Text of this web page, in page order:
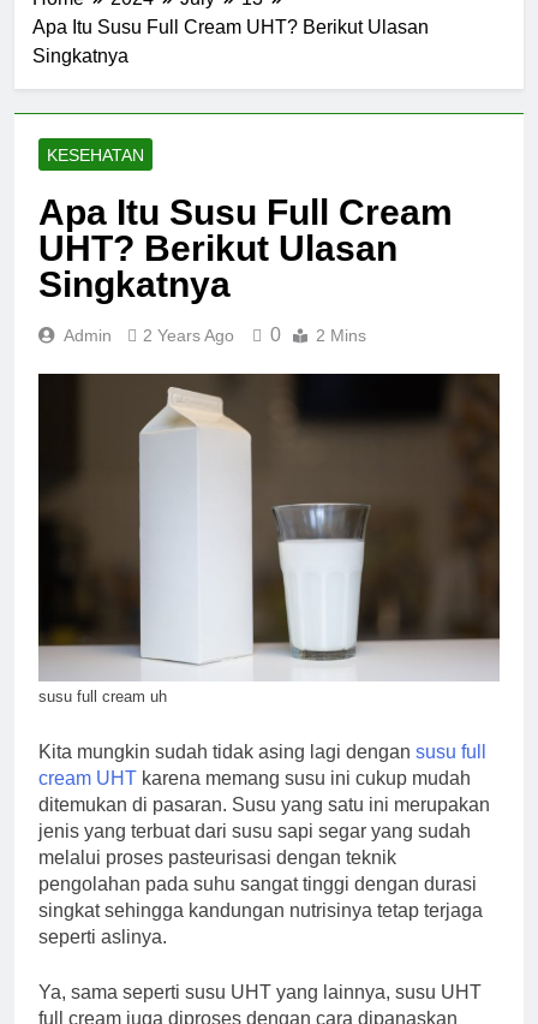
Apa Itu Susu Full Cream UHT? Berikut Ulasan
Singkatnya
KESEHATAN
Apa Itu Susu Full Cream
UHT? Berikut Ulasan
Singkatnya
Admin 2 Years Ago 0 2 Mins
susu full cream uh
Kita mungkin sudah tidak asing lagi dengan susu full
cream UHT karena memang susu ini cukup mudah
ditemukan di pasaran. Susu yang satu ini merupakan
jenis yang terbuat dari susu sapi segar yang sudah
melalui proses pasteurisasi dengan teknik
pengolahan pada suhu sangat tinggi dengan durasi
singkat sehingga kandungan nutrisinya tetap terjaga
seperti aslinya.
Ya, sama seperti susu UHT yang lainnya, susu UHT
full cream juga diproses dengan cara dipanaskan